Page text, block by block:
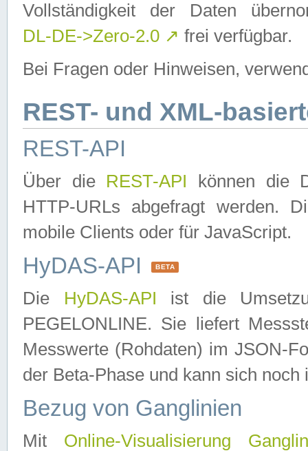
Vollständigkeit der Daten
DL-DE->Zero-2.0 ↗ frei verfügbar.
Bei Fragen oder Hinweisen,
REST- und XML-
REST-API
Über die REST-API können die
HTTP-URLs abgefragt werden.
mobile Clients oder für JavaScript.
HyDAS-API BETA
Die HyDAS-API ist die
PEGELONLINE. Sie liefert
Messwerte (Rohdaten) im JSON-
der Beta-Phase und kann sich noch
Bezug von Ganglinien
Mit Online-Visualisierung